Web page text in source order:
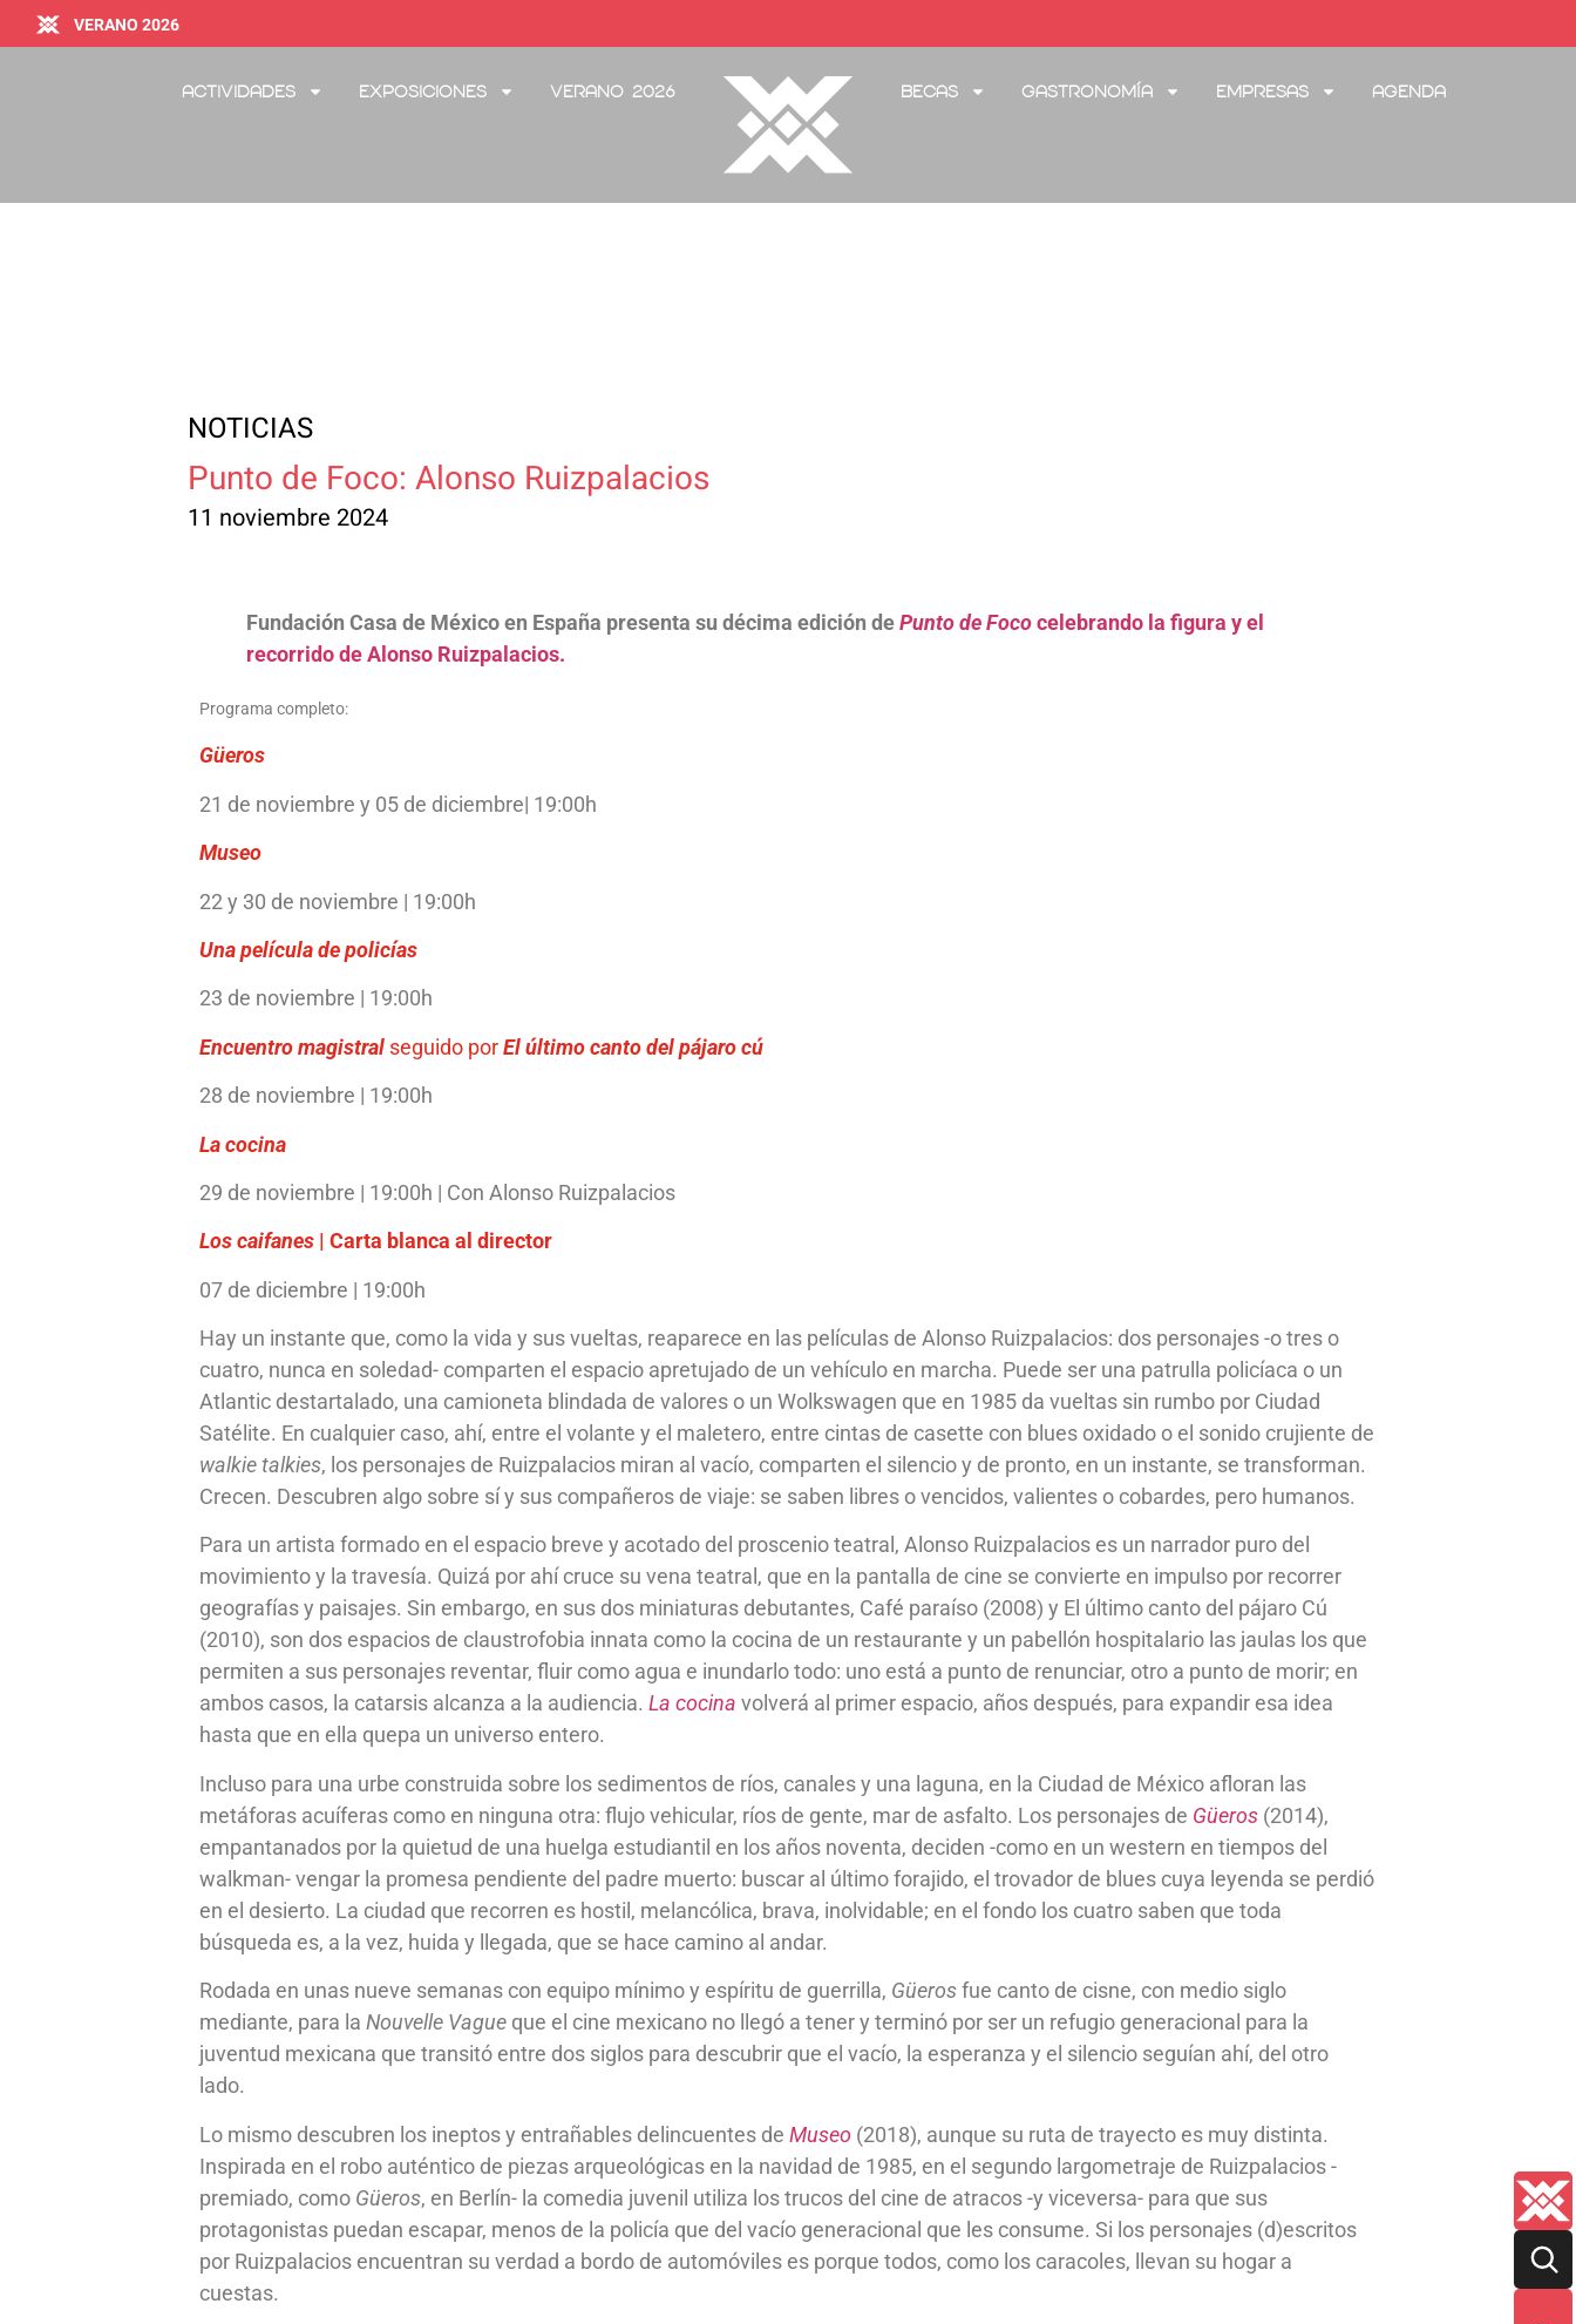
VERANO 2026
Actividades Exposiciones Verano 2026 Becas Gastronomía Empresas Agenda
NOTICIAS
Punto de Foco: Alonso Ruizpalacios
11 noviembre 2024
Fundación Casa de México en España presenta su décima edición dePunto de Fococelebrando la figura y el
recorrido de Alonso Ruizpalacios.
Programa completo:
Güeros
21 de noviembre y 05 de diciembre| 19:00h​
Museo
22 y 30 de noviembre | 19:00h​
Una película de policías
23 de noviembre | 19:00h​
Encuentro magistral seguido porEl último canto del pájarocú
28 de noviembre | 19:00h
La cocina
29 de noviembre | 19:00h​​ | Con Alonso Ruizpalacios​​
Los caifanes | Carta blanca al director
07 de diciembre | 19:00h
Hay un instante que, como la vida y sus vueltas, reaparece en las películas de Alonso Ruizpalacios: dos personajes -o tres o
cuatro, nunca en soledad- comparten el espacio apretujado de un vehículo en marcha. Puede ser una patrulla policíaca o un
Atlantic destartalado, una camioneta blindada de valores o un Wolkswagen que en 1985 da vueltas sin rumbo por Ciudad
Satélite. En cualquier caso, ahí, entre el volante y el maletero, entre cintas de casette con blues oxidado o el sonido crujiente de
walkie talkies, los personajes de Ruizpalacios miran al vacío, comparten el silencio y de pronto, en un instante, se transforman.
Crecen. Descubren algo sobre sí y sus compañeros de viaje: se saben libres o vencidos, valientes o cobardes, pero humanos.
Para un artista formado en el espacio breve y acotado del proscenio teatral, Alonso Ruizpalacios es un narrador puro del
movimiento y la travesía. Quizá por ahí cruce su vena teatral, que en la pantalla de cine se convierte en impulso por recorrer
geografías y paisajes. Sin embargo, en sus dos miniaturas debutantes, Café paraíso (2008) y El último canto del pájaro Cú
(2010), son dos espacios de claustrofobia innata como la cocina de un restaurante y un pabellón hospitalario las jaulas los que
permiten a sus personajes reventar, fluir como agua e inundarlo todo: uno está a punto de renunciar, otro a punto de morir; en
ambos casos, la catarsis alcanza a la audiencia. La cocina volverá al primer espacio, años después, para expandir esa idea
hasta que en ella quepa un universo entero.
Incluso para una urbe construida sobre los sedimentos de ríos, canales y una laguna, en la Ciudad de México afloran las
metáforas acuíferas como en ninguna otra: flujo vehicular, ríos de gente, mar de asfalto. Los personajes de Güeros (2014),
empantanados por la quietud de una huelga estudiantil en los años noventa, deciden -como en un western en tiempos del
walkman- vengar la promesa pendiente del padre muerto: buscar al último forajido, el trovador de blues cuya leyenda se perdió
en el desierto. La ciudad que recorren es hostil, melancólica, brava, inolvidable; en el fondo los cuatro saben que toda
búsqueda es, a la vez, huida y llegada, que se hace camino al andar.
Rodada en unas nueve semanas con equipo mínimo y espíritu de guerrilla, Güerosfue canto de cisne, con medio siglo
mediante, para la Nouvelle Vague que el cine mexicano no llegó a tener y terminó por ser un refugio generacional para la
juventud mexicana que transitó entre dos siglos para descubrir que el vacío, la esperanza y el silencio seguían ahí, del otro
lado.
Lo mismo descubren los ineptos y entrañables delincuentes de Museo (2018), aunque su ruta de trayecto es muy distinta.
Inspirada en el robo auténtico de piezas arqueológicas en la navidad de 1985, en el segundo largometraje de Ruizpalacios -
premiado, como Güeros, en Berlín- la comedia juvenil utiliza los trucos del cine de atracos -y viceversa- para que sus
protagonistas puedan escapar, menos de la policía que del vacío generacional que les consume. Si los personajes (d)escritos
por Ruizpalacios encuentran su verdad a bordo de automóviles es porque todos, como los caracoles, llevan su hogar a
cuestas.